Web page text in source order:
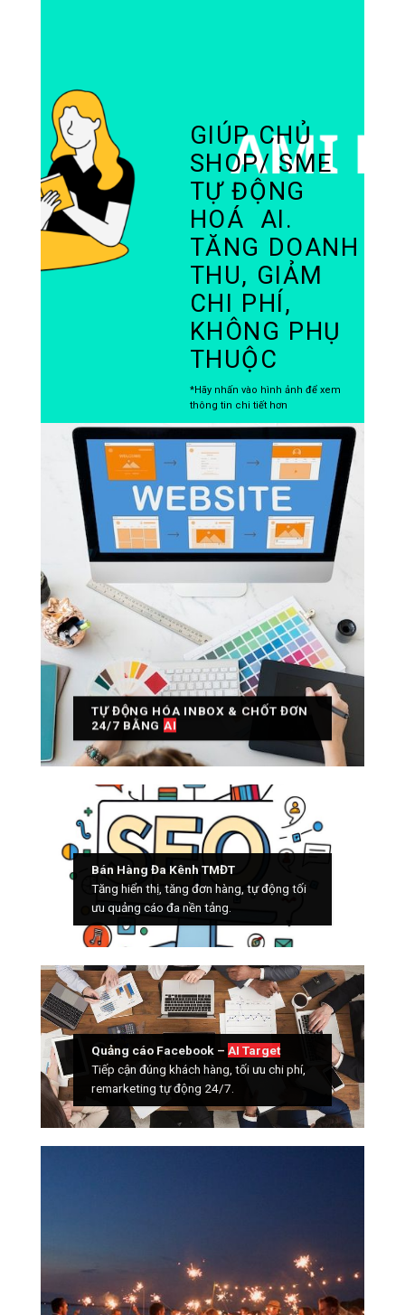
GIÚP CHỦ
SHOP/ SME
TỰ ĐỘNG
HOÁ AI.
TĂNG DOANH
THU, GIẢM
CHI PHÍ,
KHÔNG PHỤ
THUỘC
*Hãy nhấn vào hình ảnh để xem
thông tin chi tiết hơn
TỰ ĐỘNG HÓA INBOX & CHỐT ĐƠN
24/7 BẰNG AI
Bán Hàng Đa Kênh TMĐT
Tăng hiển thị, tăng đơn hàng, tự động tối
ưu quảng cáo đa nền tảng.
Quảng cáo Facebook –AI Target
Tiếp cận đúng khách hàng, tối ưu chi phí,
remarketing tự động 24/7.